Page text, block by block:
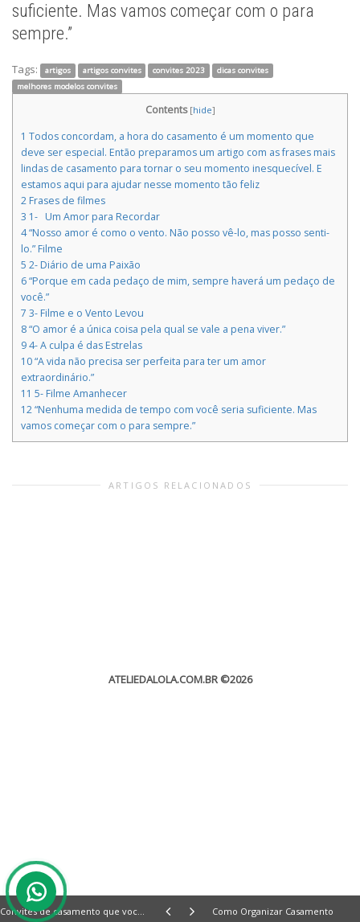
suficiente. Mas vamos começar com o para
sempre.”
Tags: artigos artigos convites convites 2023
dicas convites
melhores modelos convites
Contents [hide]
1 Todos concordam, a hora do casamento é um momento que
deve ser especial. Então preparamos um artigo com as frases mais
lindas de casamento para tornar o seu momento inesquecível. E
estamos aqui para ajudar nesse momento tão feliz
2 Frases de filmes
3 1- Um Amor para Recordar
4“Nosso amor é como o vento. Não posso vê-lo, mas posso senti-
lo.” Filme
5 2- Diário de uma Paixão
6“Porque em cada pedaço de mim, sempre haverá um pedaço de
você.”
7 3- Filme e o Vento Levou
8“O amor é a única coisa pela qual se vale a pena viver.”
94- A culpa é das Estrelas
10“A vida não precisa ser perfeita para ter um amor
extraordinário.”
11 5- Filme Amanhecer
12“Nenhuma medida de tempo com você seria suficiente. Mas
vamos começar com o para sempre.”
ARTIGOS RELACIONADOS
Convites de casamento que você precisa ver Como Organizar Casamento
ATELIEDALOLA.COM.BR©2026